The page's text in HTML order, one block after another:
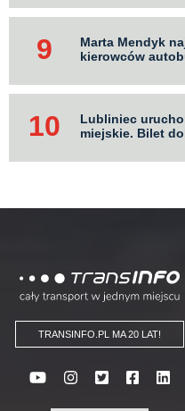
Marta Mendyk
kierowców
Lubliniec
miejskie. Bilet
Logo
TRANSINFO.PL MA 20 LAT!